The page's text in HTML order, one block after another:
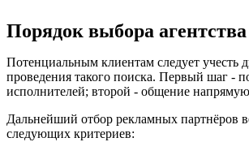
Порядок выбора
Потенциальным клиентам следует учесть
проведения такого поиска. Первый шаг -
исполнителей; второй - общение
Дальнейший отбор рекламных партнёров
следующих критериев: